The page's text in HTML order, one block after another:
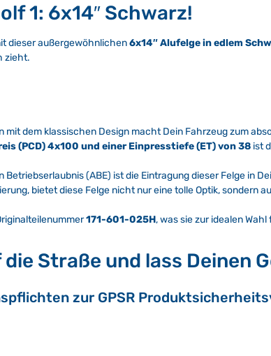
1: 6x14″ Schwarz!
dieser außergewöhnlichen6x14″ Alufelge in edlem
zieht.
mit dem klassischen Design macht Dein Fahrzeug zum
(PCD) 4x100 und einer Einpresstiefe (ET) von 38 ist
Betriebserlaubnis (ABE) ist die Eintragung dieser Felge in
bietet diese Felge nicht nur eine tolle Optik, sondern
171-601-025H, was sie zur idealen
Straße und lass Deinen
zur GPSR